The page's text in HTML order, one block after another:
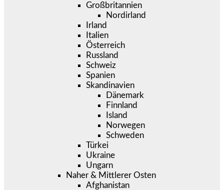
Großbritannien
Nordirland
Irland
Italien
Österreich
Russland
Schweiz
Spanien
Skandinavien
Dänemark
Finnland
Island
Norwegen
Schweden
Türkei
Ukraine
Ungarn
Naher & Mittlerer Osten
Afghanistan